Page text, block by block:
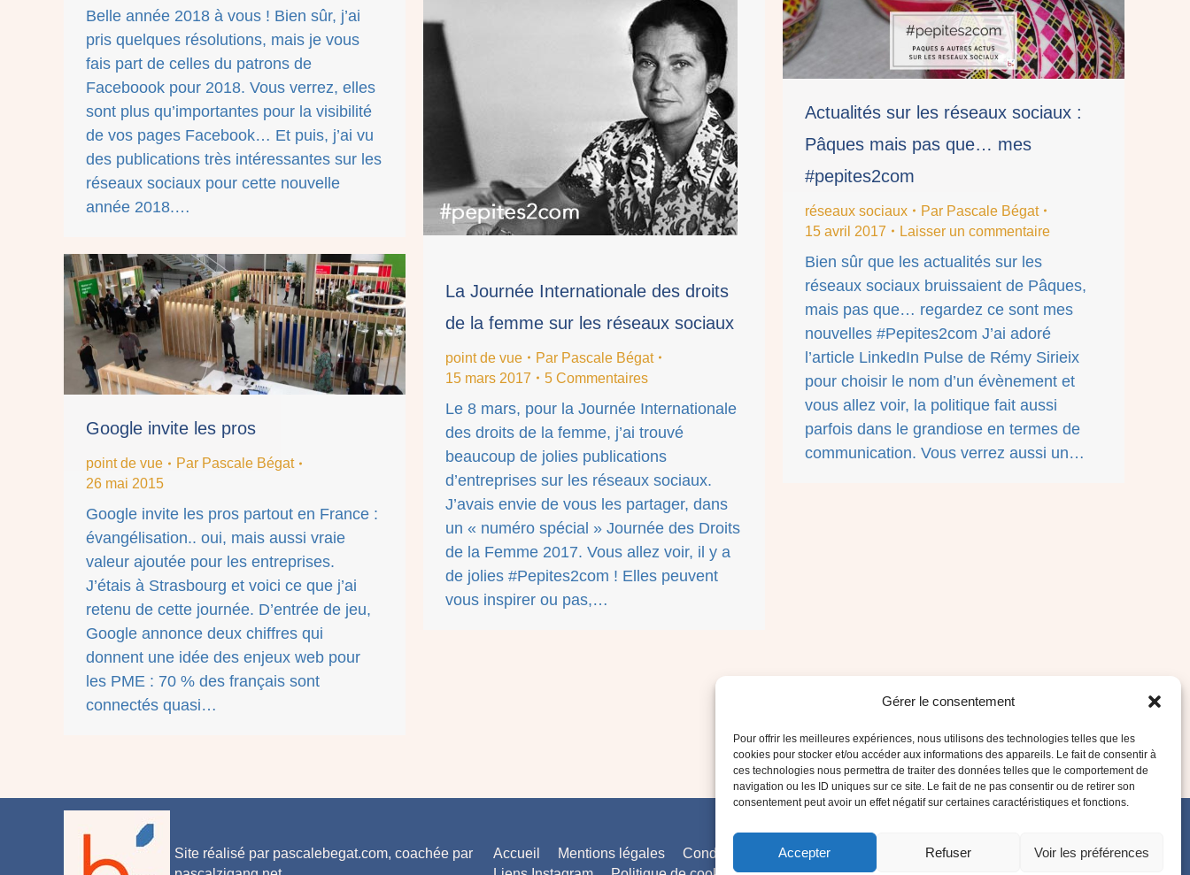
Gérer le consentement
Pour offrir les meilleures expériences, nous utilisons des technologies telles que les
cookies pour stocker et/ou accéder aux informations des appareils. Le fait de consentir à
ces technologies nous permettra de traiter des données telles que le comportement de
navigation ou les ID uniques sur ce site. Le fait de ne pas consentir ou de retirer son
consentement peut avoir un effet négatif sur certaines caractéristiques et fonctions.
Accepter Refuser Voir les préférences
Belle année 2018 à vous ! Bien sûr, j’ai
pris quelques résolutions, mais je vous
fais part de celles du patrons de
Faceboook pour 2018. Vous verrez, elles
sont plus qu’importantes pour la visibilité
de vos pages Facebook… Et puis, j’ai vu
des publications très intéressantes sur les
réseaux sociaux pour cette nouvelle
année 2018.…
Actualités sur les réseaux sociaux :
Pâques mais pas que… mes
#pepites2com
réseaux sociaux Par Pascale Bégat
15 avril 2017
Laisser un commentaire
Bien sûr que les actualités sur les
réseaux sociaux bruissaient de Pâques,
mais pas que… regardez ce sont mes
nouvelles #Pepites2com J’ai adoré
l’article LinkedIn Pulse de Rémy Sirieix
pour choisir le nom d’un évènement et
vous allez voir, la politique fait aussi
parfois dans le grandiose en termes de
communication. Vous verrez aussi un…
La Journée Internationale des droits
de la femme sur les réseaux sociaux
point de vue Par Pascale Bégat
15 mars 2017
5 Commentaires
Le 8 mars, pour la Journée Internationale
des droits de la femme, j’ai trouvé
beaucoup de jolies publications
d’entreprises sur les réseaux sociaux.
J’avais envie de vous les partager, dans
un « numéro spécial » Journée des Droits
de la Femme 2017. Vous allez voir, il y a
de jolies #Pepites2com ! Elles peuvent
vous inspirer ou pas,…
Google invite les pros
point de vue Par Pascale Bégat
26 mai 2015
Google invite les pros partout en France :
évangélisation.. oui, mais aussi vraie
valeur ajoutée pour les entreprises.
J’étais à Strasbourg et voici ce que j’ai
retenu de cette journée. D’entrée de jeu,
Google annonce deux chiffres qui
donnent une idée des enjeux web pour
les PME : 70 % des français sont
connectés quasi…
Site réalisé par pascalebegat.com, coachée par
Accueil Mentions légales Conditions générales de vente
Politique de confidentialité